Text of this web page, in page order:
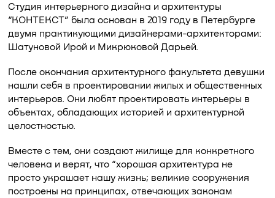
Студия интерьерного дизайна и архитектуры
“КОНТЕКСТ” была основан в 2019 году в Петербурге
двумя практикующими дизайнерами-архитекторами:
Шатуновой Ирой и Микрюковой Дарьей.
После окончания архитектурного факультета девушки
нашли себя в проектировании жилых и общественных
интерьеров. Они любят проектировать интерьеры в
объектах, обладающих историей и архитектурной
целостностью.
Вместе с тем, они создают жилище для конкретного
человека и верят, что “хорошая архитектура не
просто украшает нашу жизнь; великие сооружения
построены на принципах, отвечающих законам